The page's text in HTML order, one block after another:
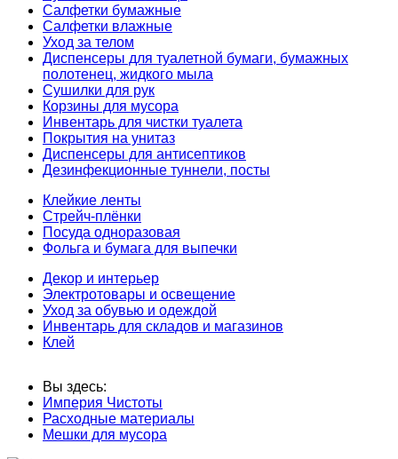
Салфетки бумажные
Салфетки влажные
Уход за телом
Диспенсеры для туалетной бумаги, бумажных
полотенец, жидкого мыла
Сушилки для рук
Корзины для мусора
Инвентарь для чистки туалета
Покрытия на унитаз
Диспенсеры для антисептиков
Дезинфекционные туннели, посты
Клейкие ленты
Стрейч-плёнки
Посуда одноразовая
Фольга и бумага для выпечки
Декор и интерьер
Электротовары и освещение
Уход за обувью и одеждой
Инвентарь для складов и магазинов
Клей
Вы здесь:
Империя Чистоты
Расходные материалы
Мешки для мусора